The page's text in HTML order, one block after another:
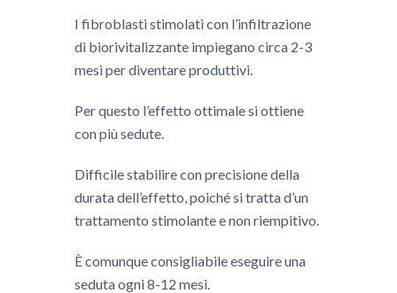
I fibroblasti stimolati con l’infiltrazione
di biorivitalizzante impiegano circa 2-3
mesi per diventare produttivi.
Per questo l’effetto ottimale si ottiene
con più sedute.
Difficile stabilire con precisione della
durata dell’effetto, poiché si tratta d’un
trattamento stimolante e non riempitivo.
È comunque consigliabile eseguire una
seduta ogni 8-12 mesi.